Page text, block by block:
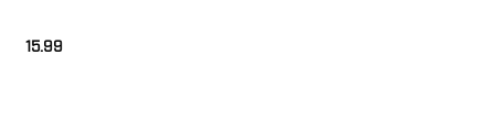
15.99